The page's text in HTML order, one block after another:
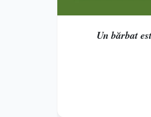
Un bărbat